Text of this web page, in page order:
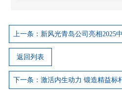
上一条：新风光青岛公司亮相2025
返回列表